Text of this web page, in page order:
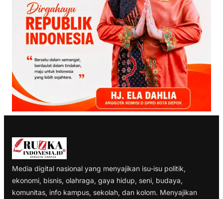
Media digital nasional yang menyajikan isu-isu politik,
ekonomi, bisnis, olahraga, gaya hidup, seni, budaya,
komunitas, info kampus, sekolah, dan kolom. Menyajikan